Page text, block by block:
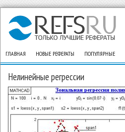
ГЛАВНАЯ НОВЫЕ РЕФЕРАТЫ ПОПУЛЯРНЫЕ
Нелинейные регрессии